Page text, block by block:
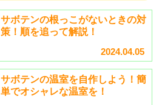
サボテンの根っこがないときの対
策！順を追って解説！
2024.04.05
サボテンの温室を自作しよう！簡
単でオシャレな温室を！